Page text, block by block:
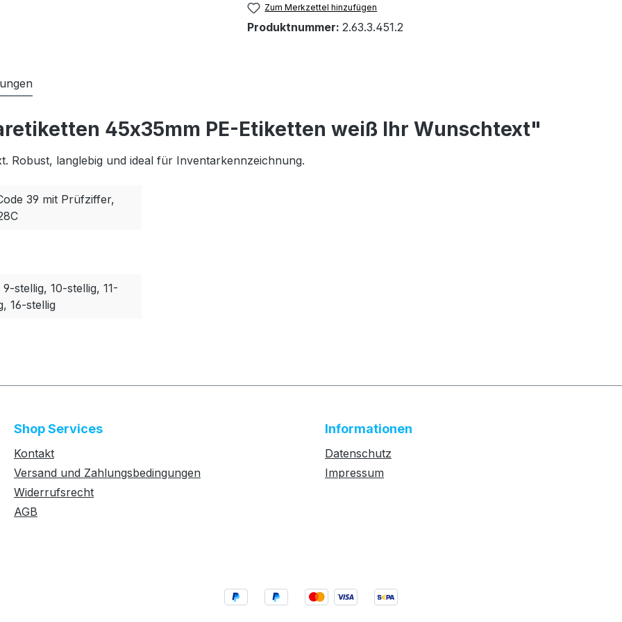
Zum Merkzettel hinzufügen
Produktnummer: 2.63.3.451.2
45x35mm PE-Etiketten weiß Ihr Wunschtext"
Robust, langlebig und ideal für Inventarkennzeichnung.
39 mit Prüfziffer,
stellig, 10-stellig, 11-
16-stellig
Shop Services
Kontakt
Versand und Zahlungsbedingungen
Widerrufsrecht
AGB
Informationen
Datenschutz
Impressum